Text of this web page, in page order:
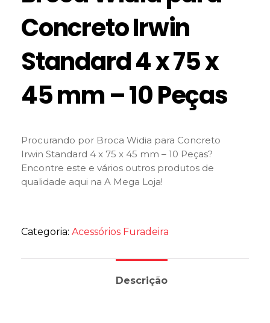
Concreto Irwin
Standard 4 x 75 x
45 mm – 10 Peças
Procurando por Broca Widia para Concreto
Irwin Standard 4 x 75 x 45 mm – 10 Peças?
Encontre este e vários outros produtos de
qualidade aqui na A Mega Loja!
Categoria: Acessórios Furadeira
Descrição